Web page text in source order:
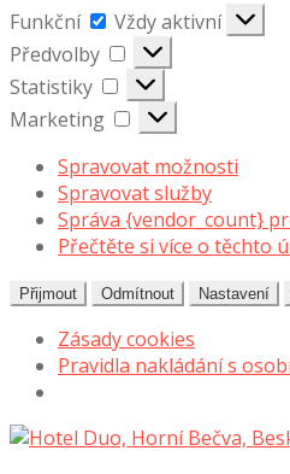
Funkční
Funkční
Vždy aktivní
Předvolby
Předvolby
Statistiky
Statistiky
Marketing
Marketing
Spravovat možnosti
Spravovat služby
Správa {vendor_count}
Přečtěte si více o těchto
Přijmout Odmítnout Nastavení
Zásady cookies
Pravidla nakládání s
Přeskočit
Přejít